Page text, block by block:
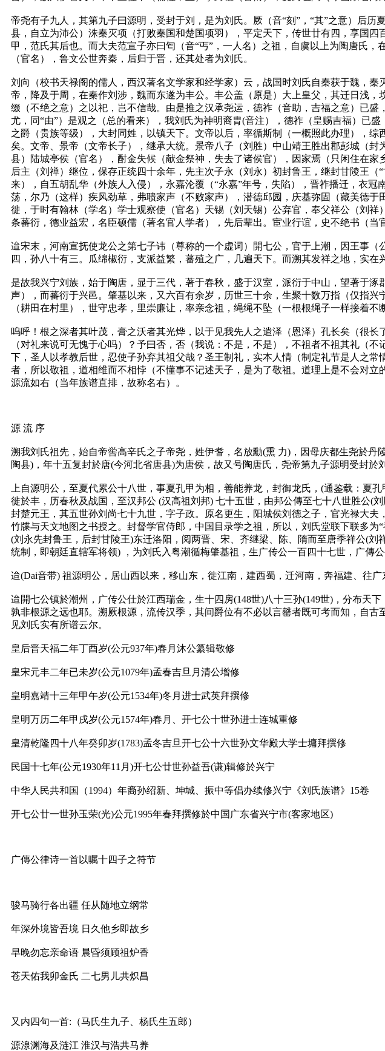
帝尧有子九人，其第九子曰源明，受封于刘，是为刘氏。厥（音“刻”，“其”之意）后
县，自立为沛公）洙秦灭项（打败秦国和楚国项羽），平定天下，传世廿有四，享国
甲，范氏其后也。而大夫范宣子亦曰匄（音“丐”，一人名）之祖，自虞以上为陶唐氏
（官名），鲁文公世奔秦，后归于晋，还其处者为刘氏。
刘向（校书天禄阁的儒人，西汉著名文学家和经学家）云，战国时刘氏自秦获于魏，
帝，降及于周，在秦作刘涉，魏而东遂为丰公。丰公盖（原是）大上皇父，其迁日浅
缀（不绝之意）之以祀，岂不信哉。由是推之汉承尧运，德祚（音助，吉福之意）已
尤，同“由”）是观之（总的看来），我刘氏为神明裔胄(音注），德祚（皇赐吉福）已
之爵（贵族等级），大封同姓，以镇天下。文帝以后，率循斯制（一概照此办理），
矣。文帝、景帝（文帝长子），继承大统。景帝八子（刘胜）中山靖王胜出郡彭城（
县）陆城亭侯（官名），酎金失候（献金祭神，失去了诸侯官），因家焉（只闲住在
后主（刘禅）继位，保存正统四十余年，先主次子永（刘永）初封鲁王，继封甘陵王
来），自五胡乱华（外族人入侵），永嘉沦覆（“永嘉”年号，失陷），晋祚播迁，衣
荡，尔乃（这样）疾风劲草，弗聩家声（不败家声），潜德邱园，庆基弥固（藏美德
徙，于时有翰林（学名）学士观察使（官名）天锡（刘天锡）公弃官，奉父祥公（刘
条蕃衍，德业益宏，名臣硕儒（著名官人学者），先后辈出。宦业行谊，史不绝书（
迨宋末，河南宣抚使龙公之第七子讳（尊称的一个虚词）開七公，官于上潮，因王事
四，孙八十有三。瓜绵椒衍，支派益繁，蕃殖之广，几遍天下。而溯其发祥之地，实在
是故我兴宁刘族，始于陶唐，显于三代，著于春秋，盛于汉室，派衍于中山，望著于
声），而蕃衍于兴邑。肇基以来，又六百有余岁，历世三十余，生聚十数万指（仅指
（耕田在村里），世守忠孝，里崇廉让，率亲念祖，绳绳不坠（一根根绳子一样接着不
呜呼！根之深者其叶茂，膏之沃者其光烨，以于见我先人之遣泽（恩泽）孔长矣（很
（对礼来说可无愧于心吗）？予曰否，否（我说：不是，不是），不祖者不祖其礼（
下，圣人以孝教后世，忍使子孙弃其祖父哉？圣王制礼，实本人情（制定礼节是人之
者，所以敬祖，道相维而不相悖（不懂事不记述天子，是为了敬祖。道理上是不会对
源流如右（当年族谱直排，故称名右）。
源 流 序
溯我刘氏祖先，始自帝喾高辛氏之子帝尧，姓伊耆，名放勳(熏 力)，因母庆都生尧於
陶县)，年十五复封於唐(今河北省唐县)为唐侯，故又号陶唐氏，尧帝第九子源明受封
上自源明公，至夏代累公十八世，事夏孔甲为相，善能养龙，封御龙氏，(通鉴载：夏
徙於丰，历春秋及战国，至汉邦公 (汉高祖刘邦) 七十五世，由邦公傳至七十八世胜公(
封楚元王，其五世孙刘尚七十九世，字子政。原名更生，阳城侯刘德之子，官光禄大
竹牒与天文地图之书授之。封督学官侍郎，中国目录学之祖，所以，刘氏堂联下联多
(刘永先封鲁王，后封甘陵王)东迁洛阳，阅两晋、宋、齐继梁、陈、隋而至唐季祥公(
统制，即朝廷直辖军将领) ，为刘氏入粤潮循梅肇基祖，生广传公一百四十七世，广傳
迨(Dai音带) 祖源明公，居山西以来，移山东，徙江南，建西蜀，迁河南，奔福建、往广
迨開七公镇於潮州，广传公仕於江西瑞金，生十四房(148世)八十三孙(149世)，分布天
孰非根源之远也耶。溯厥根源，流传汉季，其间爵位有不必以言罄者既可考而知，自
见刘氏实有所谱云尔。
皇后晋天福二年丁酉岁(公元937年)春月沐公纂辑敬修
皇宋元丰二年已未岁(公元1079年)孟春吉旦月清公增修
皇明嘉靖十三年甲午岁(公元1534年)冬月进士武英拜撰修
皇明万历二年甲戌岁(公元1574年)春月、开七公十世孙进士连城重修
皇清乾隆四十八年癸卯岁(1783)孟冬吉旦开七公十六世孙文华殿大学士墉拜撰修
民国十七年(公元1930年11月)开七公廿世孙益吾(谦)辑修於兴宁
中华人民共和国（1994）年裔孙绍新、坤城、振中等倡办续修兴宁《刘氏族谱》15卷
开七公廿一世孙玉荣(光)公元1995年春拜撰修於中国广东省兴宁市(客家地区)
广傳公律诗一首以嘱十四子之符节
骏马骑行各出疆 任从随地立纲常
年深外境皆吾境 日久他乡即故乡
早晚勿忘亲命语 晨昏须顾祖炉香
苍天佑我卯金氏 二七男儿共炽昌
又内四句一首:（马氏生九子、杨氏生五郎）
源湶渊海及涟江 淮汉与浩共马养